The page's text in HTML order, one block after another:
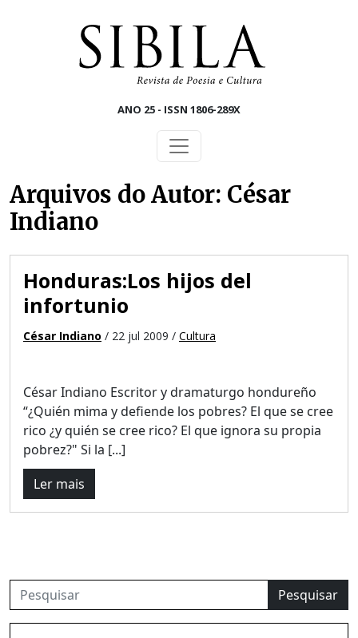
ANO 25 - ISSN 1806-289X
Arquivos do Autor: César
Indiano
Honduras:Los hijos del
infortunio
César Indiano / 22 jul 2009 / Cultura
César Indiano Escritor y dramaturgo hondureño
“¿Quién mima y defiende los pobres? El que se cree
rico ¿y quién se cree rico? El que ignora su propia
pobrez?" Si la [...]
Ler mais
Pesquisar